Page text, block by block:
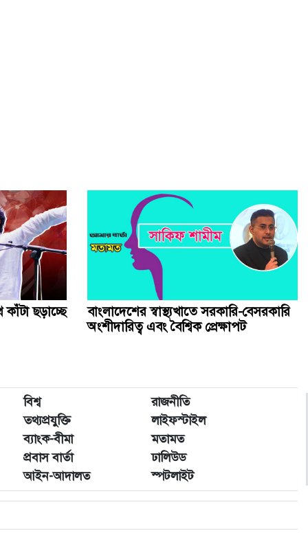
কাঁটা ছড়াচ্ছে
বাংলাদেশের স্বাস্থ্যখাতে সরকারি-বেসরকারি
অংশীদারিত্ব এবং বৈশ্বিক প্রেক্ষাপট
বিশ্ব
রাজনীতি
তথ্যপ্রযুক্তি
লাইফস্টাইল
ব্যাংক-বীমা
মতামত
প্রবাস বার্তা
ঢালিউড
আইন-আদালত স্পটলাইট